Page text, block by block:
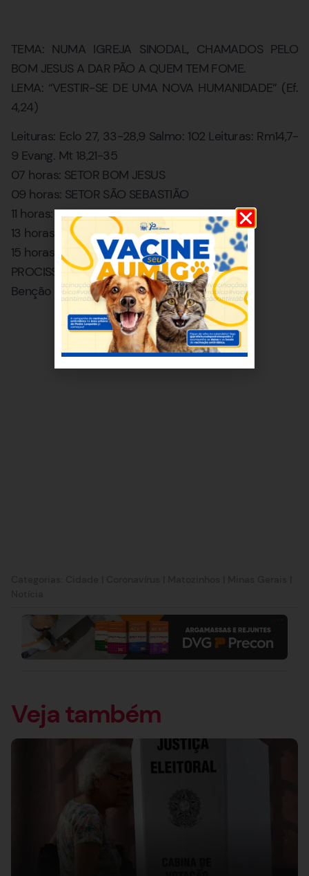
TEMA: NUMA IGREJA SINODAL, CHAMADOS PELO
BOM JESUS A DAR PÃO A QUEM TEM FOME.
LEMA: “VESTIR-SE DE UMA NOVA HUMANIDADE” (Ef.
4,24)
Leituras: Eclo 27, 33-28,9 Salmo: 102 Leituras: Rm14,7-
9 Evang. Mt 18,21-35
07 horas: SETOR BOM JESUS
09 horas: SETOR SÃO SEBASTIÃO
11 horas: SETOR NOSSA SENHORA DA PAZ
13 horas: PADRE LUIZ PAULO E BANDA
15 horas: SETOR SANTO ANTONIO
PROCISSÃO MOTORIZADA
Benção final.
Veja também